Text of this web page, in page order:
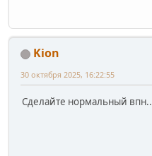
Kion
30 октября 2025, 16:22:55
Сделайте нормальный впн..